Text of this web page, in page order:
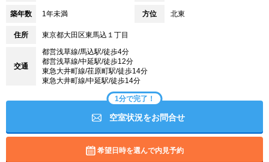
築年数 1年未満 方位 北東
住所 東京都大田区東馬込１丁目
交通
都営浅草線/馬込駅/徒歩4分
都営浅草線/中延駅/徒歩12分
東急大井町線/荏原町駅/徒歩14分
東急大井町線/中延駅/徒歩14分
1分で完了！
空室状況をお問合せ
希望日時を選んで内見予約